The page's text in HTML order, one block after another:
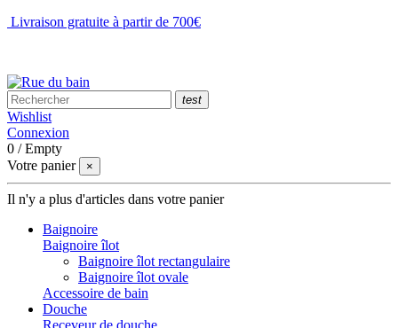
Livraison gratuite à partir de 700€
test
Wishlist
Connexion
0 /Empty
Votre panier
×
Il n'y a plus d'articles dans votre panier
Baignoire
Baignoire îlot
Baignoire îlot rectangulaire
Baignoire îlot ovale
Accessoire de bain
Douche
Receveur de douche